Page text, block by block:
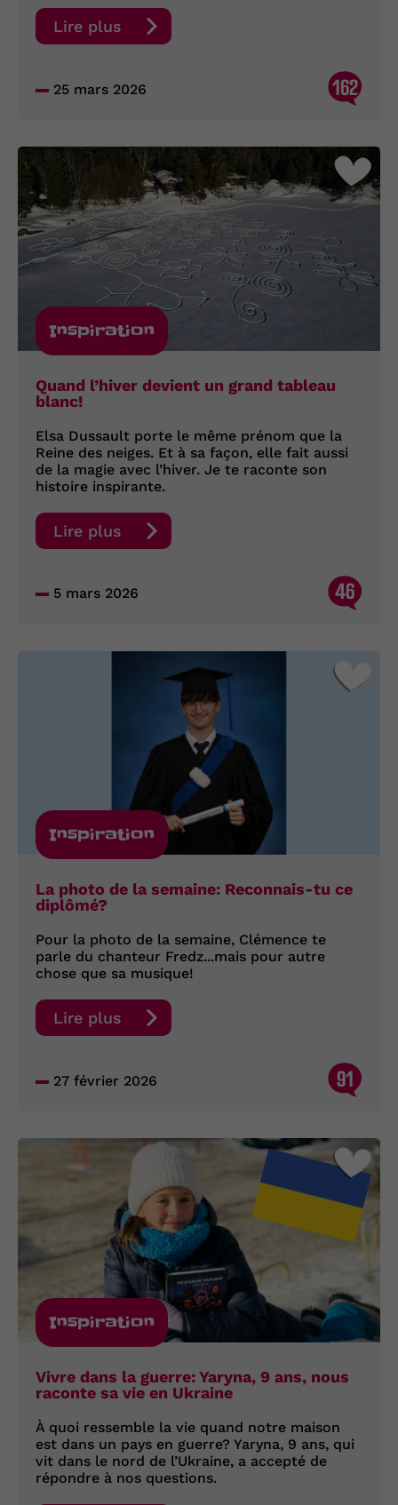
Lire plus
25 mars 2026 162
Inspiration
Quand l’hiver devient un grand tableau
blanc!
Elsa Dussault porte le même prénom que la
Reine des neiges. Et à sa façon, elle fait aussi
de la magie avec l’hiver. Je te raconte son
histoire inspirante.
Lire plus
5 mars 2026 46
Inspiration
La photo de la semaine: Reconnais-tu ce
diplômé?
Pour la photo de la semaine, Clémence te
parle du chanteur Fredz...mais pour autre
chose que sa musique!
Lire plus
27 février 2026 91
Inspiration
Vivre dans la guerre: Yaryna, 9 ans, nous
raconte sa vie en Ukraine
À quoi ressemble la vie quand notre maison
est dans un pays en guerre? Yaryna, 9 ans, qui
vit dans le nord de l’Ukraine, a accepté de
répondre à nos questions.